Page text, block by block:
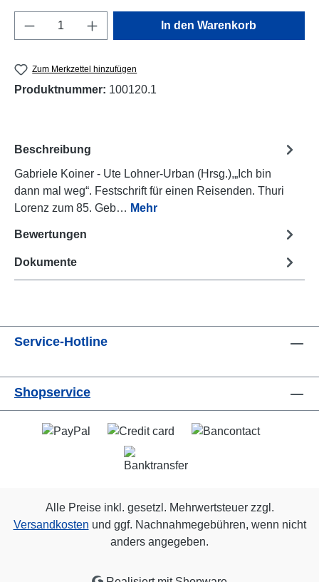
Produkt Anzahl: Gib den gewünschten
In den Warenkorb
Zum Merkzettel hinzufügen
Produktnummer: 100120.1
Beschreibung
Gabriele Koiner - Ute Lohner-Urban (Hrsg.),„Ich bin
dann mal weg“. Festschrift für einen Reisenden. Thuri
Lorenz zum 85. Geb… Mehr
Bewertungen
Dokumente
Service-Hotline
Shopservice
Alle Preise inkl. gesetzl. Mehrwertsteuer zzgl.
Versandkosten und ggf. Nachnahmegebühren, wenn nicht
anders angegeben.